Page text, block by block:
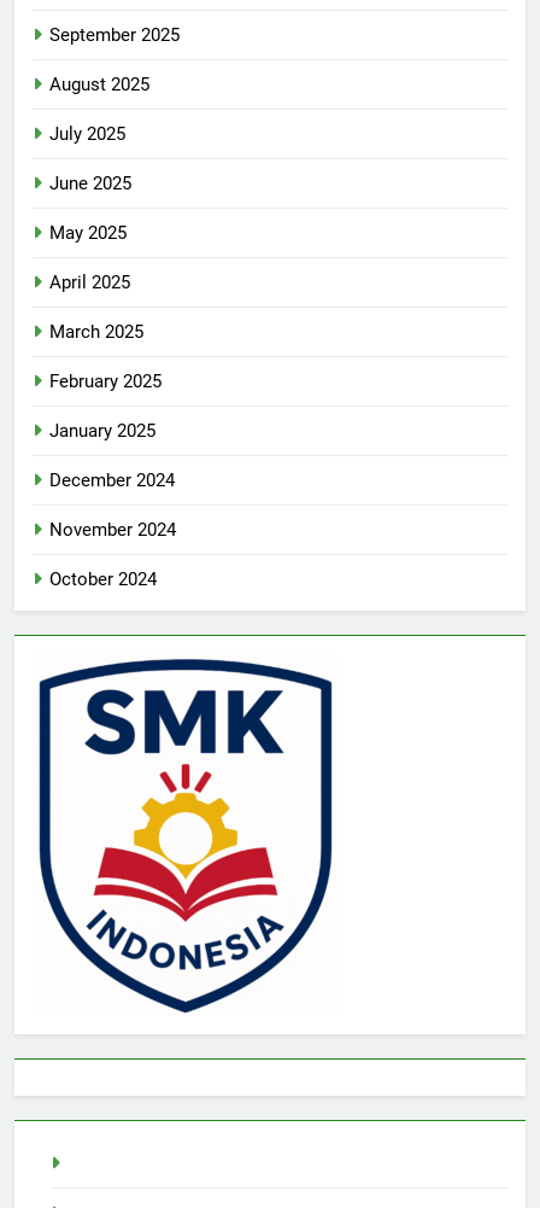
September 2025
August 2025
July 2025
June 2025
May 2025
April 2025
March 2025
February 2025
January 2025
December 2024
November 2024
October 2024